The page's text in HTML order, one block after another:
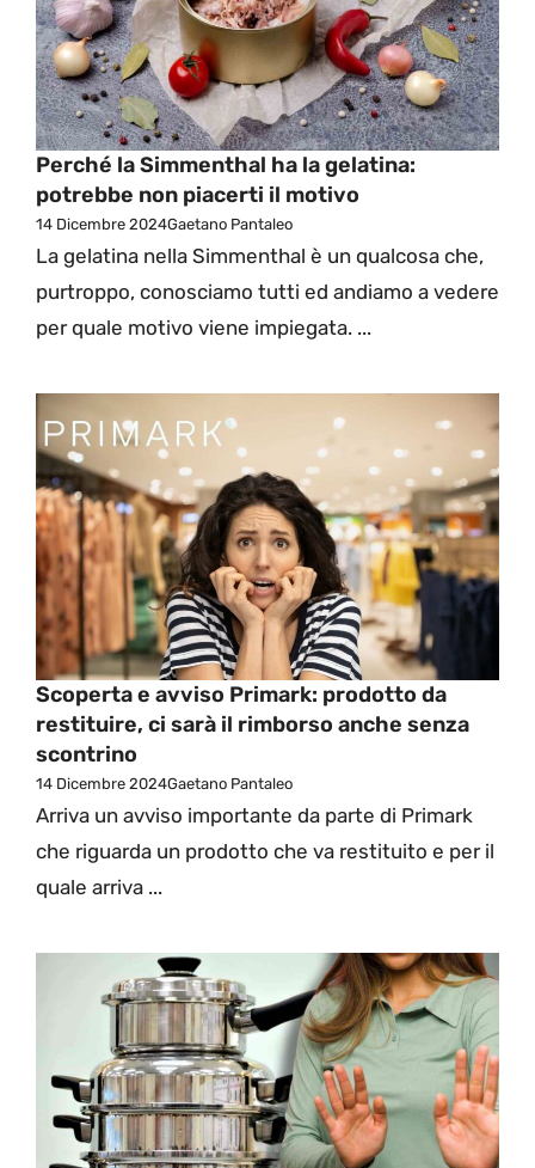
Perché la Simmenthal ha la gelatina:
potrebbe non piacerti il motivo
14 Dicembre 2024Gaetano Pantaleo
La gelatina nella Simmenthal è un qualcosa che,
purtroppo, conosciamo tutti ed andiamo a vedere
per quale motivo viene impiegata. ...
Scoperta e avviso Primark: prodotto da
restituire, ci sarà il rimborso anche senza
scontrino
14 Dicembre 2024Gaetano Pantaleo
Arriva un avviso importante da parte di Primark
che riguarda un prodotto che va restituito e per il
quale arriva ...